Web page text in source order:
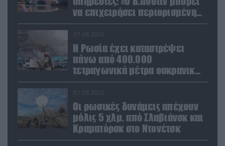
να επιχειρήσει περιορισμένη
στρατιωτική επιχείρηση στην
Η Ρωσία έχει καταστρέψει
πάνω από 400.000
τετραγωνικά μέτρα ουκρανικών
εγκαταστάσεων τον Ιούλιο
Οι ρωσικές δυνάμεις απέχουν
μόλις 5 χλμ. από Σλαβιάνσκ και
Κραματόρσκ στο Ντονέτσκ